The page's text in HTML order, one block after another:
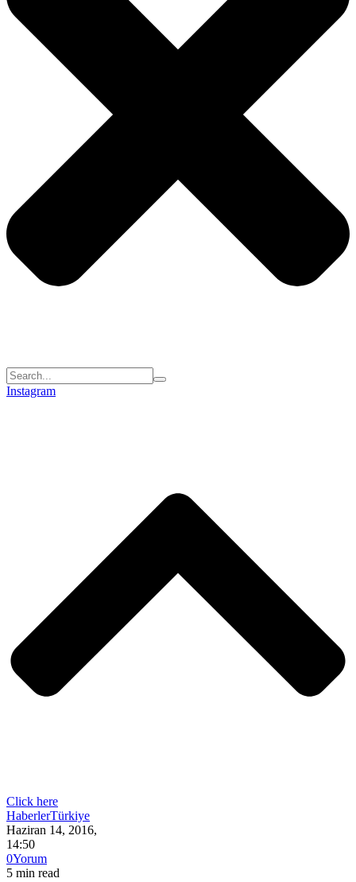
Instagram
Click here
HaberlerTürkiye
Haziran 14, 2016,
14:50
0Yorum
5 min read